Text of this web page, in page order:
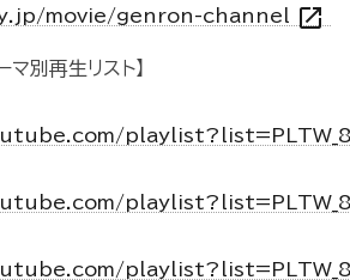
movie/genron-channel
open_in_new
マ別再生リスト】